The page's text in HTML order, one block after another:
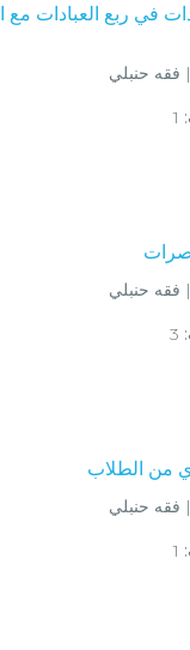
في ربع العبادات مع